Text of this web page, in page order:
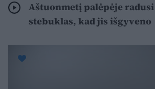
Aštuonmetį palėpėje
stebuklas, kad jis išgyveno